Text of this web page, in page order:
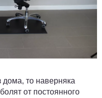
дома, то наверняка
от постоянного